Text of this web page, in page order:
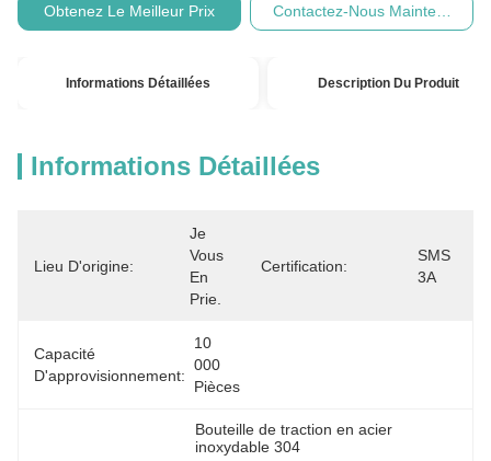
Obtenez Le Meilleur Prix Contactez-Nous Maintenant
Informations Détaillées Description Du Produit
Informations Détaillées
Lieu D'origine:
Je
Vous
En
Prie.
Certification:
SMS
3A
Capacité
D'approvisionnement:
10
000
Pièces
Bouteille de traction en acier
inoxydable 304